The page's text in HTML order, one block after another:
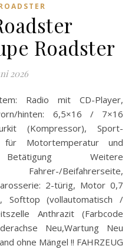
Roadster
2026
hinten: 6,5×16 / 7×16
(Kompressor), Sport-
für Motortemperatur und
Betätigung Weitere
Beifahrerseite,
2-türig, Motor 0,7
(vollautomatisch /
Anthrazit (Farbcode
Neu,Wartung Neu
ohne Mängel !! FAHRZEUG